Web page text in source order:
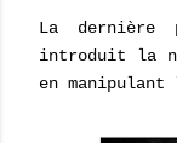
La dernière
introduit la
en